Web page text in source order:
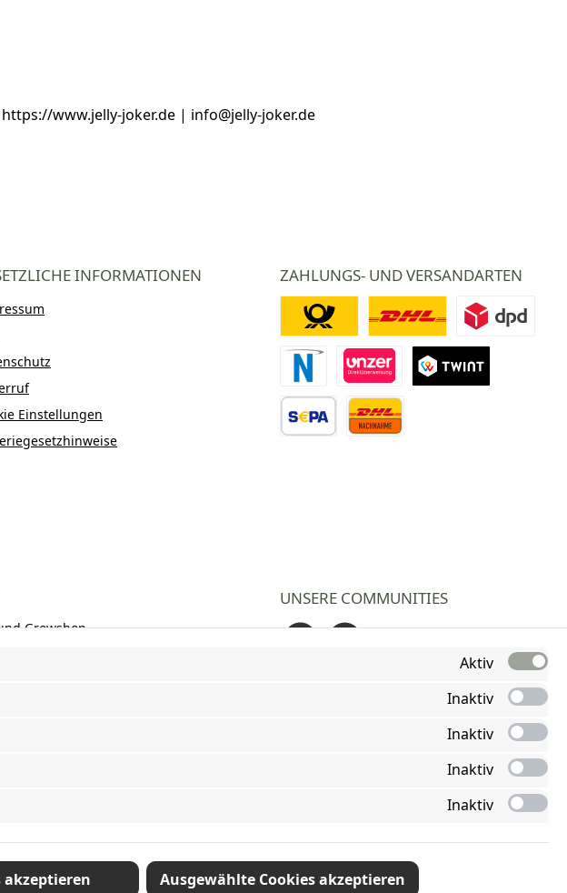
www.jelly-joker.de | info@jelly-joker.de
INFORMATIONEN
Einstellungen
ZAHLUNGS- UND VERSANDARTEN
Novalnet ZahlungDirektüberweisung
Deutsche PostDHL DPD
Growshop-
UNSERE COMMUNITIES
Aktiv
Inaktiv
Inaktiv
Inaktiv
Inaktiv
akzeptieren Ausgewählte Cookies akzeptieren